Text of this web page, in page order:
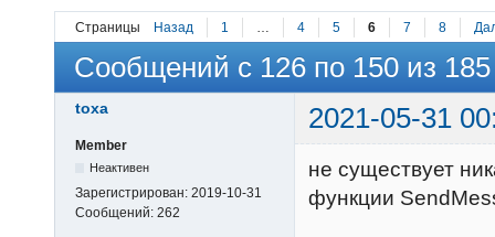
Страницы Назад 1 4 5 6 7 8
Сообщений с 126 по 150 из 185
toxa 2021-05-31
Member
Неактивен
Зарегистрирован: 2019-10-31
Сообщений: 262
не существует
функции